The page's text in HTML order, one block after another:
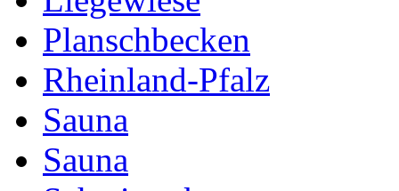
Planschbecken
Rheinland-Pfalz
Sauna
Sauna